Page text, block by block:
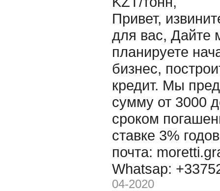
Привет,
для вас, Дайте
планируете
бизнес,
кредит. Мы
сумму от 3000
сроком
ставке 3%
почта:
Whatsap:
04-2020